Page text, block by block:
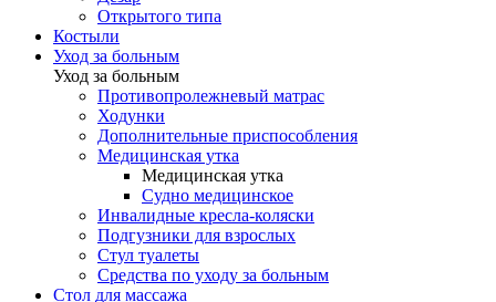
Открытого типа
Костыли
Уход за больным
Уход за больным
Противопролежневый матрас
Ходунки
Дополнительные приспособления
Медицинская утка
Медицинская утка
Судно медицинское
Инвалидные кресла-коляски
Подгузники для взрослых
Стул туалеты
Средства по уходу за больным
Cтол для массажа